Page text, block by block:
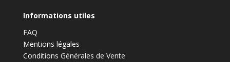
Informations utiles
FAQ
Mentions légales
Conditions Générales de Vente